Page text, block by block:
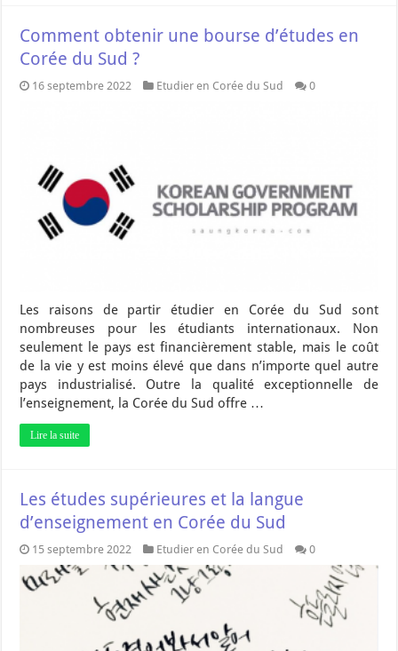
Comment obtenir une bourse d’études en
Corée du Sud ?
16 septembre 2022 Etudier en Corée du Sud 0
Les raisons de partir étudier en Corée du Sud sont
nombreuses pour les étudiants internationaux. Non
seulement le pays est financièrement stable, mais le coût
de la vie y est moins élevé que dans n’importe quel autre
pays industrialisé. Outre la qualité exceptionnelle de
l’enseignement, la Corée du Sud offre …
Lire la suite
Les études supérieures et la langue
d’enseignement en Corée du Sud
15 septembre 2022 Etudier en Corée du Sud 0